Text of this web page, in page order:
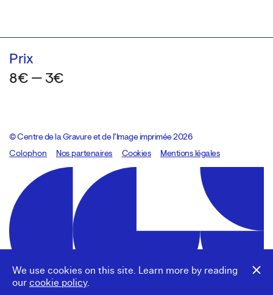
We use cookies on this site. Learn more by reading
our cookie policy.
Prix
8€ — 3€
© Centre de la Gravure et de l’Image imprimée 2026
Colophon
Design:Marcel Kaczmarek, code:8080.studio
Nos partenaires Cookies Mentions légales